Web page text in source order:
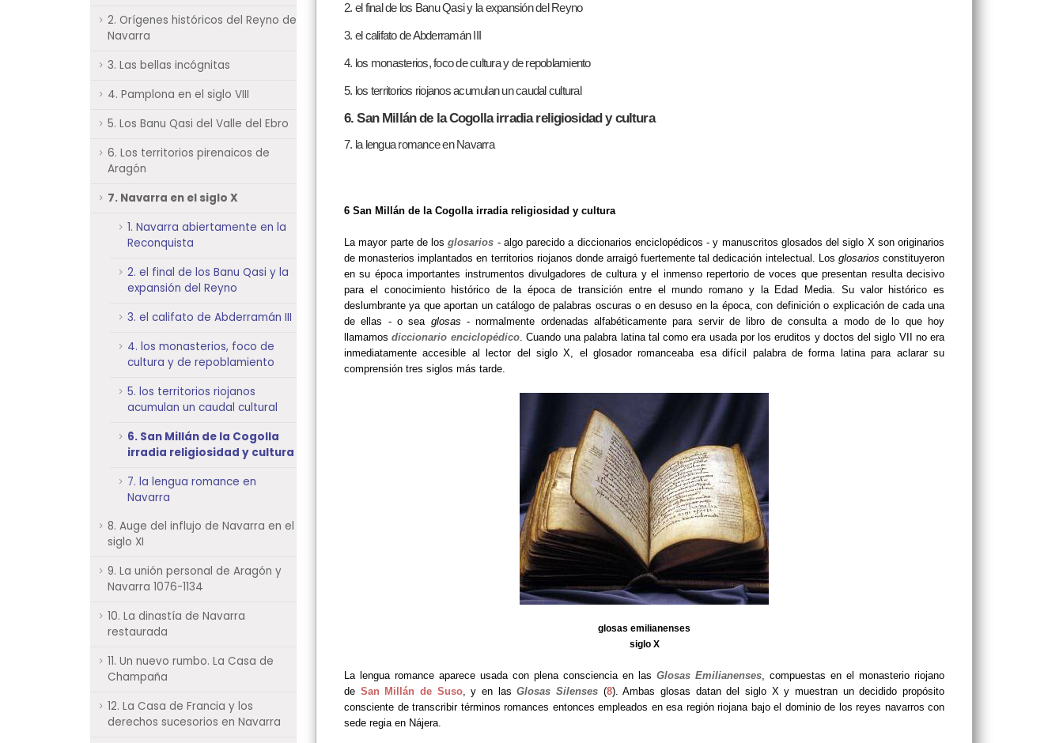
2. Orígenes históricos del Reyno de
Navarra
3. Las bellas incógnitas
4. Pamplona en el siglo VIII
5. Los Banu Qasi del Valle del Ebro
6. Los territorios pirenaicos de
Aragón
7. Navarra en el siglo X
1. Navarra abiertamente en la
Reconquista
2. el final de los Banu Qasi y la
expansión del Reyno
3. el califato de Abderramán III
4. los monasterios, foco de
cultura y de repoblamiento
5. los territorios riojanos
acumulan un caudal cultural
6. San Millán de la Cogolla
irradia religiosidad y cultura
7. la lengua romance en
Navarra
8. Auge del influjo de Navarra en el
siglo XI
9. La unión personal de Aragón y
Navarra 1076-1134
10. La dinastía de Navarra
restaurada
11. Un nuevo rumbo. La Casa de
Champaña
12. La Casa de Francia y los
derechos sucesorios en Navarra
2. el final de los Banu Qasi y la expansión del Reyno
3. el califato de Abderramán III
4. los monasterios, foco de cultura y de repoblamiento
5. los territorios riojanos acumulan un caudal cultural
6. San Millán de la Cogolla irradia religiosidad y cultura
7. la lengua romance en Navarra
6 San Millán de la Cogolla irradia religiosidad y cultura
La mayor parte de losglosarios - algo parecido a diccionarios enciclopédicos - y manuscritos glosados del siglo X son originarios
de monasterios implantados en territorios riojanos donde arraigó fuertemente tal dedicación intelectual. Los glosarios constituyeron
en su época importantes instrumentos divulgadores de cultura y el inmenso repertorio de voces que presentan resulta decisivo
para el conocimiento histórico de la época de transición entre el mundo romano y la Edad Media. Su valor histórico es
deslumbrante ya que aportan un catálogo de palabras oscuras o en desuso en la época, con definición o explicación de cada una
de ellas - o sea glosas- normalmente ordenadas alfabéticamente para servir de libro de consulta a modo de lo que hoy
llamamosdiccionario enciclopédico. Cuando una palabra latina tal como era usada por los eruditos y doctos del siglo VII no era
inmediatamente accesible al lector del siglo X, el glosador romanceaba esa difícil palabra de forma latina para aclarar su
comprensión tres siglos más tarde.
glosas emilianenses
siglo X
La lengua romance aparece usada con plena consciencia en las Glosas Emilianenses, compuestas en el monasterio riojano
de San Millán de Suso, y en lasGlosas Silenses (8). Ambas glosas datan del siglo X y muestran un decidido propósito
consciente de transcribir términos romances entonces empleados en esa región riojana bajo el dominio de los reyes navarros con
sede regia en Nájera.